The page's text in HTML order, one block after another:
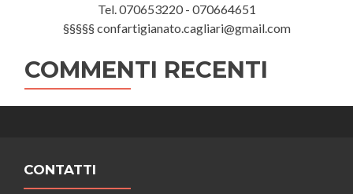
Tel. 070653220 - 070664651
§§§§§ confartigianato.cagliari@gmail.com
COMMENTI RECENTI
CONTATTI